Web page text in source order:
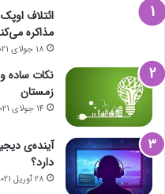
نوشته های مشابه
سیاست
18 جولای 2021
ائتلاف
مذاکره
18 جولای 2021
نکات ساده
زمستان
14 جولای 2021
آینده‌ی
دارد؟
28 آوریل 2021